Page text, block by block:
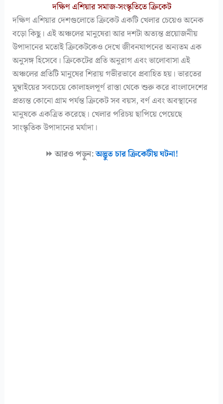
দক্ষিণ এশিয়ার সমাজ-সংস্কৃতিতে ক্রিকেট
দক্ষিণ এশিয়ার দেশগুলোতে ক্রিকেট একটি খেলার চেয়েও অনেক
বড়ো কিছু। এই অঞ্চলের মানুষেরা আর দশটা অত্যন্ত প্রয়োজনীয়
উপাদানের মতোই ক্রিকেটকেও দেখে জীবনযাপনের অন্যতম এক
অনুসঙ্গ হিসেবে। ক্রিকেটের প্রতি অনুরাগ এবং ভালোবাসা এই
অঞ্চলের প্রতিটি মানুষের শিরায় গভীরভাবে প্রবাহিত হয়। ভারতের
মুম্বাইয়ের সবচেয়ে কোলাহলপূর্ণ রাস্তা থেকে শুরু করে বাংলাদেশের
প্রত্যন্ত কোনো গ্রাম পর্যন্ত ক্রিকেট সব বয়স, বর্ণ এবং অবস্থানের
মানুষকে একত্রিত করেছে। খেলার পরিচয় ছাপিয়ে পেয়েছে
সাংস্কৃতিক উপাদানের মর্যাদা।
⏩ আরও পড়ুন:অদ্ভুত চার ক্রিকেটীয় ঘটনা!